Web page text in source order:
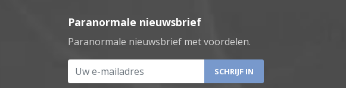
Paranormale nieuwsbrief
Paranormale nieuwsbrief met voordelen.
Uw e-mailadres